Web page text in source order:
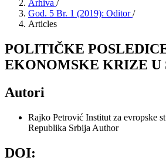
Arhiva /
God. 5 Br. 1 (2019): Oditor/
Articles
POLITIČKE
EKONOMSKE KRIZE U
Autori
Rajko Petrović Institut za evropske
Republika Srbija Author
DOI: